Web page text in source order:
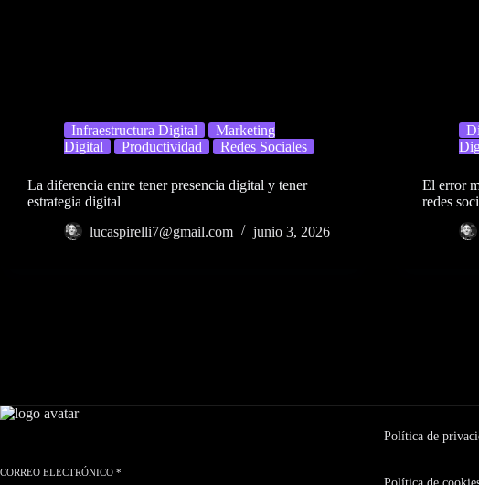
Infraestructura Digital
Marketing
Digital
Productividad Redes Sociales
La diferencia entre tener presencia digital y tener
estrategia digital
lucaspirelli7@gmail.com
junio 3, 2026
El error
redes
CORREO ELECTRÓNICO *
Política de